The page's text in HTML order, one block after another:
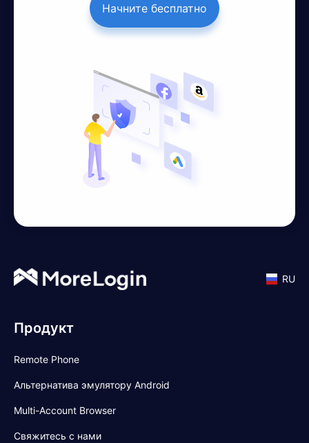
Начните бесплатно
RU
Продукт
Remote Phone
Альтернатива эмулятору Android
Multi-Account Browser
Свяжитесь с нами